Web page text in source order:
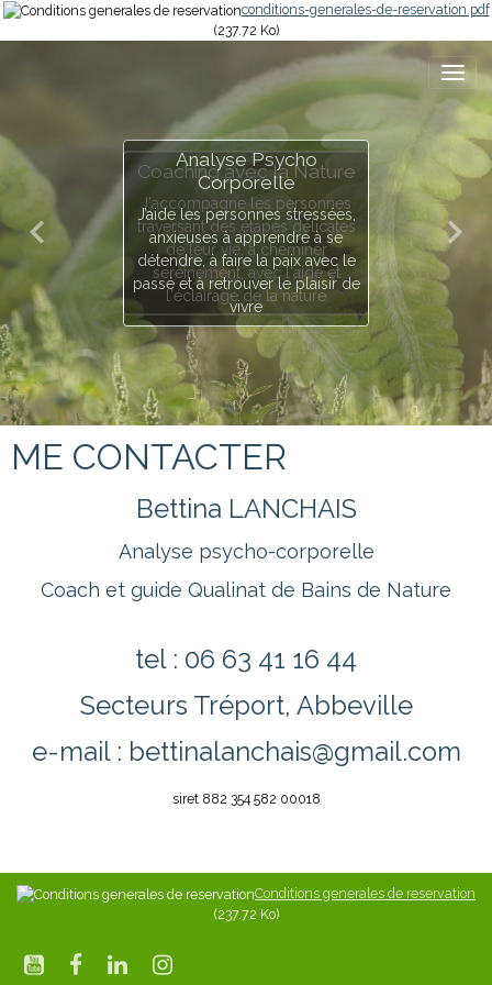
conditions-generales-de-reservation.pdf
(237.72 Ko)
Analyse Psycho
Corporelle
J’aide les personnes stressées,
anxieuses à apprendre à se
détendre, à faire la paix avec le
passé et à retrouver le plaisir de
vivre
Coaching avec la Nature
J'accompagne les personnes
traversant des étapes délicates
de leur vie, à cheminer
sereinement, avec l'aide et
l'éclairage de la nature
ME CONTACTER
Bettina LANCHAIS
Analyse psycho-corporelle
Coach et guide Qualinat de Bains de Nature
tel : 06 63 41 16 44
Secteurs Tréport, Abbeville
e-mail : bettinalanchais@gmail.com
siret 882 354 582 00018
Conditions generales de reservation
(237.72 Ko)